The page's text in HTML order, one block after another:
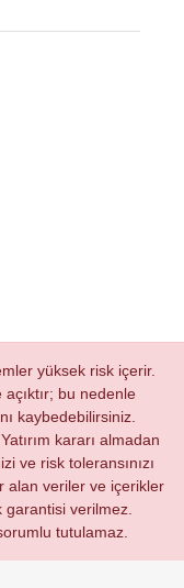
yüksek risk içerir.
bu nedenle
kaybedebilirsiniz.
kararı almadan
ve risk toleransınızı
alan veriler ve içerikler
garantisi verilmez.
tutulamaz.